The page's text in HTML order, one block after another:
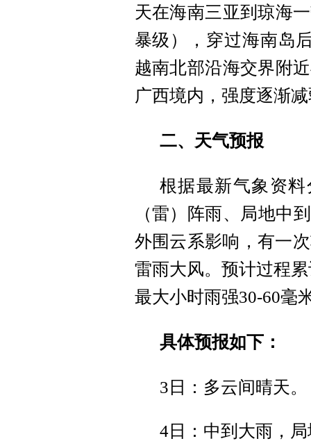
天在海南三亚到琼海
暴级），穿过海南岛
越南北部沿海交界附
广西境内，强度逐渐
二、天气预报
根据最新气象资
（雷）阵雨、局地中
外围云系影响，有一
雷雨大风。预计过程
最大小时雨强30-60毫
具体预报如下：
3日：多云间晴天。
4日：中到大雨，